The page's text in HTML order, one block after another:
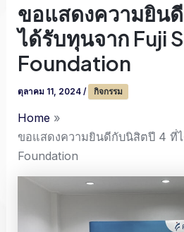
ขอแสดงความยิน
ได้รับทุนจาก Fuji
Foundation
ตุลาคม 11, 2024/ กิจกรรม
Home
ขอแสดงความยินดีกับนิสิตปี 4 ที่
Foundation